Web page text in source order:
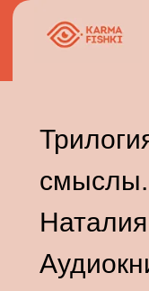
смыслы.